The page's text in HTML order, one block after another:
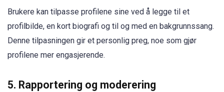
Brukere kan tilpasse profilene sine ved å legge til et
profilbilde, en kort biografi og til og med en bakgrunnssang.
Denne tilpasningen gir et personlig preg, noe som gjør
profilene mer engasjerende.
5. Rapportering og moderering